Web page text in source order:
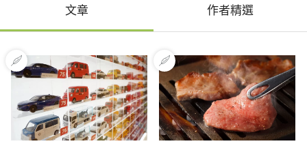
文章 作者精選